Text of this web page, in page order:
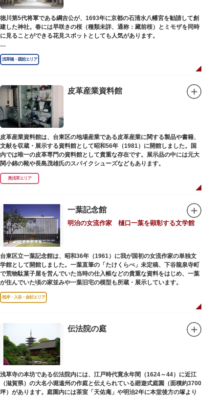
徳川第5代将軍である綱吉公が、1693年に京都の石清水八幡宮を勧請して創
建した神社。春には早咲きの桜（種類未詳、通称：藏前桜）とミモザを同時
に見ることができる花見スポットとしても人気があります。
江戸時代には勧進大相撲の開催地としても知られ、3大強豪力士の谷風、小
野川、雷電などの名力士による幾多の名勝負が繰り広げられ大いに賑わいを
見せました。また、御神輿は昭和の名工・志布景彩（しふけいさい）による
創建当初の社号は「石清水八幡宮」でしたが、1951年に「藏前神社」へと改
称しました。江戸城鬼門除の守護神ならびに徳川将軍家祈願所の一社として
尊崇され、社地は200石の朱印地を賜り、江戸を代表する名社のひとつに数
えられています。赤穂義士討ち入りの成功祈願や、落語の演目にある「元
犬」ゆかりの神社としても知られるパワースポットです。
浅草橋・蔵前エリア
皮革産業資料館
皮革産業資料館は、台東区の地場産業である皮革産業に関する製品や書籍、
文献を収蔵・展示する資料館として昭和56年（1981）に開館しました。国
内では唯一の皮革専門の資料館として貴重な存在です。展示品の中には元大
関小錦の靴や長島茂雄氏のスパイクシューズなどもあります。
奥浅草エリア
一葉記念館
明治の女流作家 樋口一葉を顕彰する文学館
台東区立一葉記念館は、昭和36年（1961）に我が国初の女流作家の単独文
学館として開館しました。一葉直筆の「たけくらべ」未定稿、下谷龍泉寺町
で荒物駄菓子屋を営んでいた当時の仕入帳などの貴重な資料をはじめ、一葉
が住んでいた頃の家並みや一葉旧宅の模型も所蔵・展示しています。
根岸・入谷・金杉エリア
伝法院の庭
浅草寺の本坊である伝法院内には、江戸時代寛永年間（1624～44）に近江
（滋賀県）の大名小堀遠州の作庭と伝えられている廻遊式庭園（面積約3700
坪）があります。庭園内には茶室「天佑庵」や明治2年に本堂後方の塚より